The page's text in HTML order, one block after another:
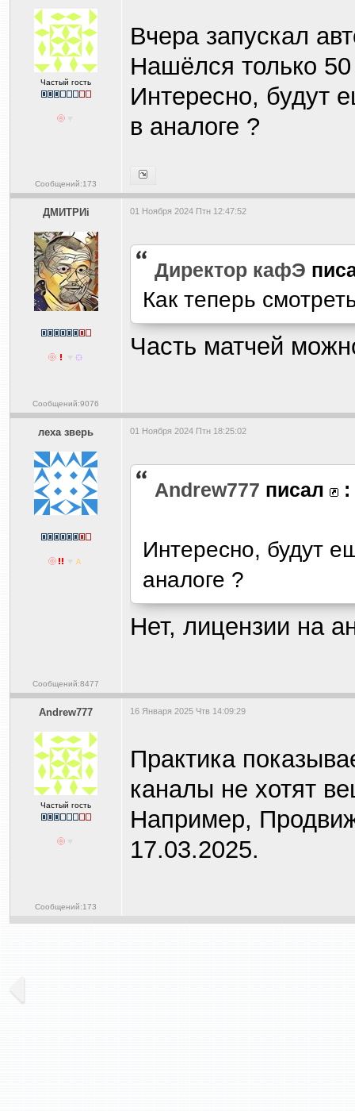
Частый гость
Сообщений:173
Вчера запускал
Нашёлся только
Интересно, будут
в аналоге ?
ДМИТРИi
Сообщений:9076
01 Ноября 2024 Птн 12:47:52
Директор кафЭ
Как теперь
Часть матчей
леха зверь
Сообщений:8477
01 Ноября 2024 Птн 18:25:02
Andrew777 писал :
Интересно, будут
аналоге ?
Нет, лицензии на
Andrew777
Частый гость
Сообщений:173
16 Января 2025 Чтв 14:09:29
Практика
каналы не хотят
Например,
17.03.2025.